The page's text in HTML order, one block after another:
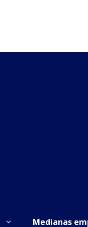
Medianas